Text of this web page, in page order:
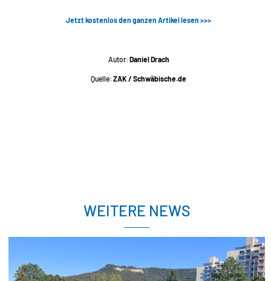
Jetzt kostenlos den ganzen Artikel lesen >>>
Autor: Daniel Drach
Quelle:ZAK / Schwäbische.de
WEITERE NEWS